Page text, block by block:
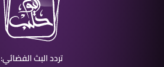
تردد البث الفضائي: